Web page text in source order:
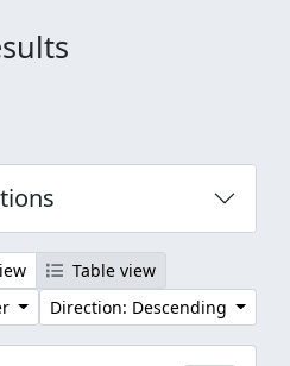
Table view
Direction: Descending